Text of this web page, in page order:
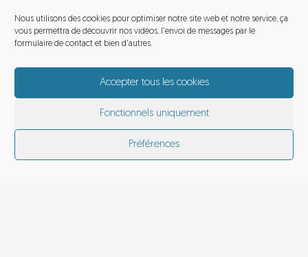
Nous utilisons des cookies pour optimiser notre site web et notre service, ça
vous permettra de découvrir nos vidéos, l'envoi de messages par le
formulaire de contact et bien d'autres.
Accepter tous les cookies
Fonctionnels uniquement
Préférences
Balade en Briere